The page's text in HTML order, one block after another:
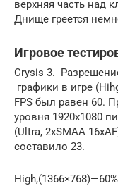
верхняя часть над
Днище греется
Игровое
Crysis 3.
графики в игре
FPS был равен 60.
уровня 1920х1080
(Ultra, 2xSMAA
составило 23.
High,(1366×768)—60%